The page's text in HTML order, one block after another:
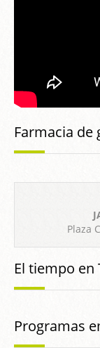
Programas
Farmacia de
Plaza
El tiempo en